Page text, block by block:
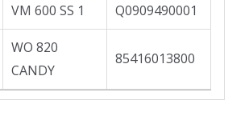
VM 600 SS 1 Q0909490001
WO 820
CANDY
85416013800